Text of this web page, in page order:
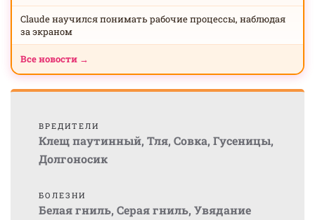
Claude научился понимать рабочие процессы, наблюдая
за экраном
Все новости →
ВРЕДИТЕЛИ
Клещ паутинный, Тля, Совка, Гусеницы,
Долгоносик
БОЛЕЗНИ
Белая гниль, Серая гниль, Увядание